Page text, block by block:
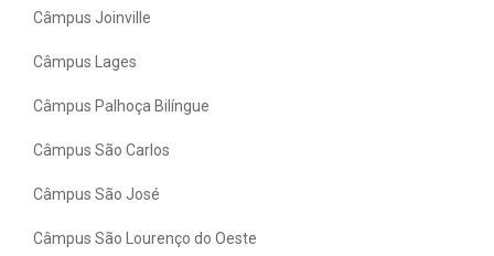
Câmpus Joinville
Câmpus Lages
Câmpus Palhoça Bilíngue
Câmpus São Carlos
Câmpus São José
Câmpus São Lourenço do Oeste